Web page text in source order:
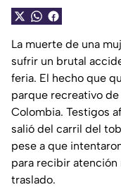
La muerte de una
sufrir un brutal
feria. El hecho que
parque recreativo
Colombia. Testigos
salió del carril del
pese a que
para recibir
traslado.